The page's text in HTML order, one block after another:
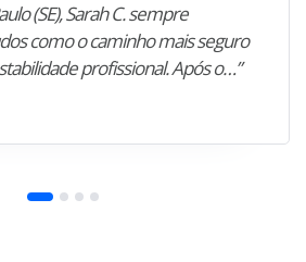
(SE), Sarah C. sempre
como o caminho mais seguro
profissional. Após o…”